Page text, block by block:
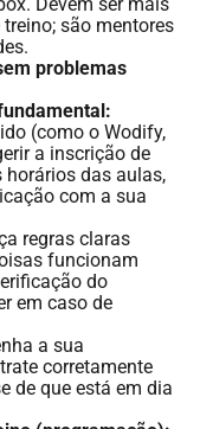
são mentores
problemas
(como o Wodify,
a inscrição de
horários das aulas,
com a sua
regras claras
funcionam
do
em caso de
a sua
corretamente
de que está em dia